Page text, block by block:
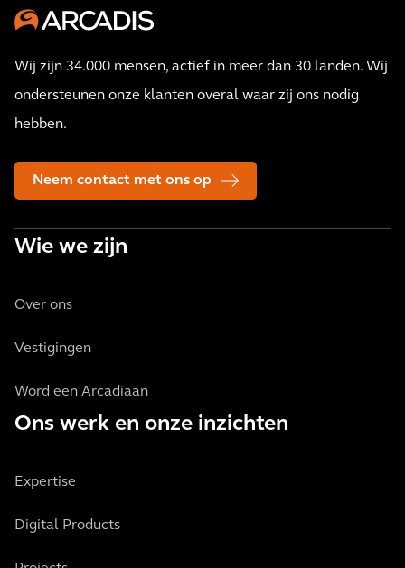
Wij zijn 34.000 mensen, actief in meer dan 30 landen. Wij
ondersteunen onze klanten overal waar zij ons nodig
hebben.
Neem contact met ons op
Wie we zijn
Over ons
Vestigingen
Word een Arcadiaan
Ons werk en onze inzichten
Expertise
Digital Products